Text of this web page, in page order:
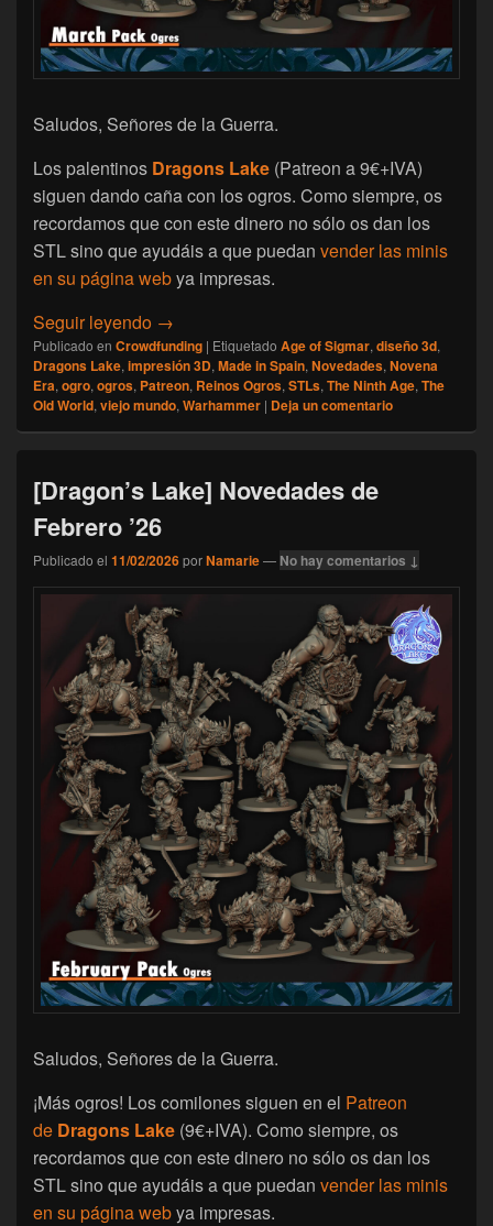
Saludos, Señores de la Guerra.
Los palentinos Dragons Lake (Patreon a 9€+IVA)
siguen dando caña con los ogros. Como siempre, os
recordamos que con este dinero no sólo os dan los
STL sino que ayudáis a que puedan vender las minis
en su página webya impresas.
Seguir leyendo [Dragon’s Lake] Novedades de Marzo ’26
→
Publicado en Crowdfunding | Etiquetado Age of Sigmar, diseño 3d,
Dragons Lake, impresión 3D, Made in Spain, Novedades, Novena
Era, ogro, ogros, Patreon, Reinos Ogros, STLs, The Ninth Age, The
Old World, viejo mundo, Warhammer | Deja un comentario
[Dragon’s Lake] Novedades de
Febrero ’26
Publicado el 11/02/2026porNamarie— No hay comentarios ↓
Saludos, Señores de la Guerra.
¡Más ogros! Los comilones siguen en el Patreon
de Dragons Lake (9€+IVA). Como siempre, os
recordamos que con este dinero no sólo os dan los
STL sino que ayudáis a que puedan vender las minis
en su página webya impresas.